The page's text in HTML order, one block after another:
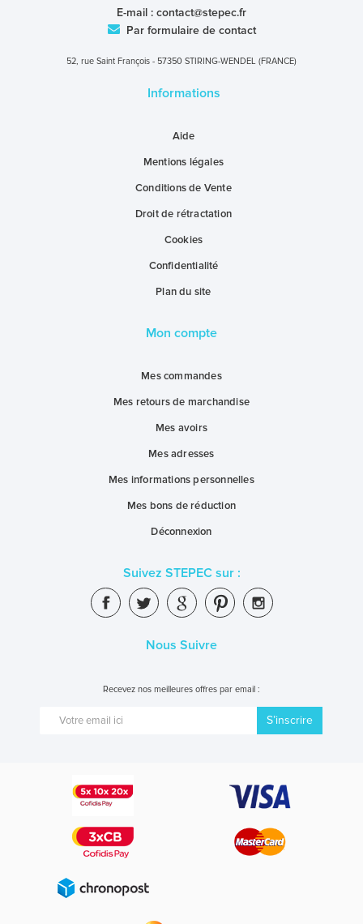
E-mail : contact@stepec.fr
Par formulaire de contact
52, rue Saint François - 57350 STIRING-WENDEL (FRANCE)
Informations
Aide
Mentions légales
Conditions de Vente
Droit de rétractation
Cookies
Confidentialité
Plan du site
Mon compte
Mes commandes
Mes retours de marchandise
Mes avoirs
Mes adresses
Mes informations personnelles
Mes bons de réduction
Déconnexion
Suivez STEPEC sur :
Nous Suivre
Recevez nos meilleures offres par email :
S’inscrire